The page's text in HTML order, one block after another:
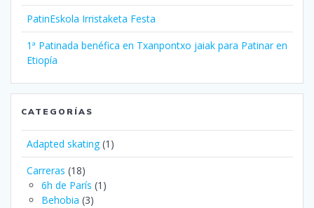
PatinEskola Irristaketa Festa
1ª Patinada benéfica en Txanpontxo jaiak para Patinar en
Etiopía
CATEGORÍAS
Adapted skating(1)
Carreras (18)
6h de París (1)
Behobia (3)